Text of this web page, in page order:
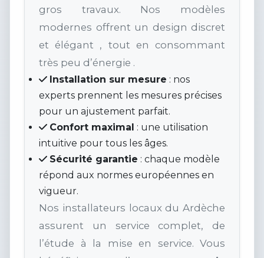
gros travaux. Nos modèles
modernes offrent un design discret
et élégant , tout en consommant
très peu d’énergie .
Installation sur mesure : nos
experts prennent les mesures précises
pour un ajustement parfait.
Confort maximal : une utilisation
intuitive pour tous les âges.
Sécurité garantie : chaque modèle
répond aux normes européennes en
vigueur.
Nos installateurs locaux du Ardèche
assurent un service complet, de
l’étude à la mise en service. Vous